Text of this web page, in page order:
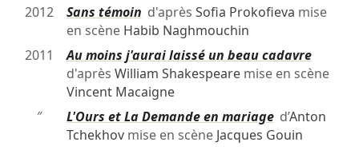
2012 Sans témoin d'après Sofia Prokofieva mise
en scène Habib Naghmouchin
2011
Au moins j'aurai laissé un beau cadavre
d'après William Shakespearemise en scène
Vincent Macaigne
″
L'Ours et La Demande en mariaged’Anton
Tchekhovmise en scène Jacques Gouin